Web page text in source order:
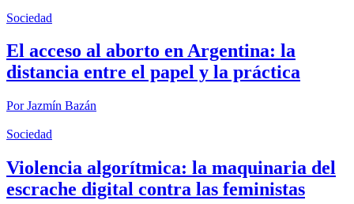
Sociedad
El acceso al aborto en Argentina: la
distancia entre el papel y la práctica
PorJazmín Bazán
Sociedad
Violencia algorítmica: la maquinaria del
escrache digital contra las feministas